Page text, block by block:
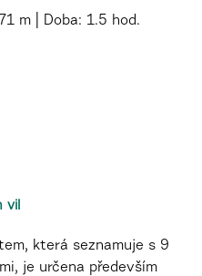
71 m Doba: 1.5 hod.
vil
která seznamuje s 9
je určena především